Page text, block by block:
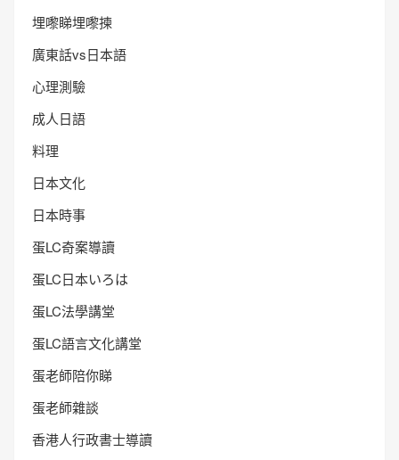
埋嚟睇埋嚟揀
廣東話vs日本語
心理測驗
成人日語
料理
日本文化
日本時事
蛋LC奇案導讀
蛋LC日本いろは
蛋LC法學講堂
蛋LC語言文化講堂
蛋老師陪你睇
蛋老師雜談
香港人行政書士導讀